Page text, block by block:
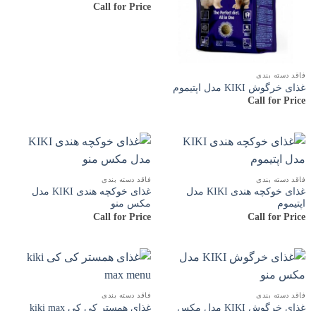
فاقد دسته بندی
غذای خرگوش KIKI مدل اپتیموم
Call for Price
Call for Price
فاقد دسته بندی
غذای خوکچه هندی KIKI مدل
اپتیموم
Call for Price
فاقد دسته بندی
غذای خوکچه هندی KIKI مدل
مکس منو
Call for Price
فاقد دسته بندی
غذای خرگوش KIKI مدل مکس
فاقد دسته بندی
غذای همستر کی کی kiki max